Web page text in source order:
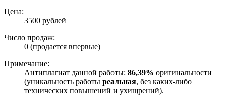
Цена:
3500 рублей
Число продаж:
0 (продается впервые)
Примечание:
Антиплагиат данной работы: 86,39% оригинальности
(уникальность работы реальная, без каких-либо
технических повышений и ухищрений).